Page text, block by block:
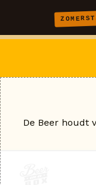
De Beer houdt